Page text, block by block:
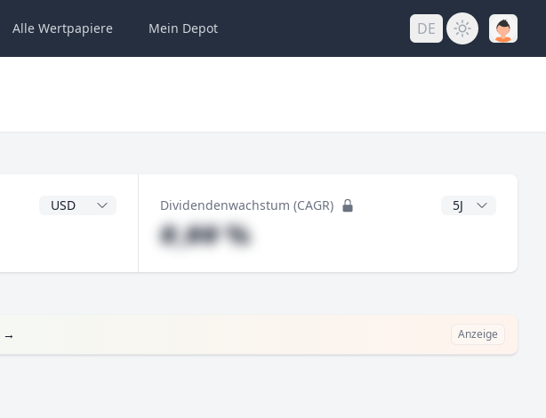
Alle Wertpapiere Mein Depot DE
DividendenwährungDividendenwachstum (CAGR) CAGR Jahre
#,## %
→ Anzeige